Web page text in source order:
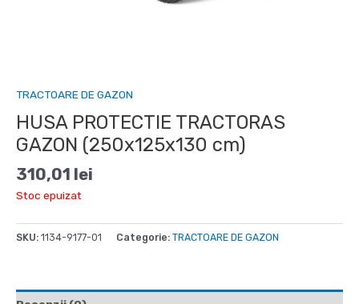
TRACTOARE DE GAZON
HUSA PROTECTIE TRACTORAS
GAZON (250x125x130 cm)
310,01 lei
Stoc epuizat
SKU: 1134-9177-01 Categorie: TRACTOARE DE GAZON